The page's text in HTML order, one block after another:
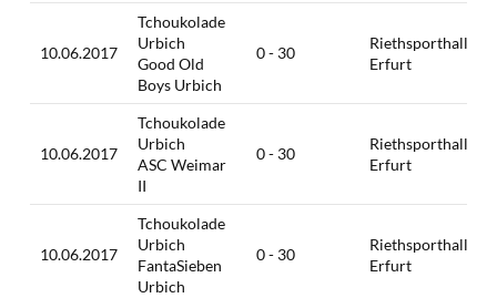
10.06.2017
Tchoukolade
Urbich
Good Old
Boys Urbich
0 - 30
Riethsporthalle,
Erfurt
10.06.2017
Tchoukolade
Urbich
ASC Weimar
II
0 - 30
Riethsporthalle,
Erfurt
10.06.2017
Tchoukolade
Urbich
FantaSieben
Urbich
0 - 30
Riethsporthalle,
Erfurt